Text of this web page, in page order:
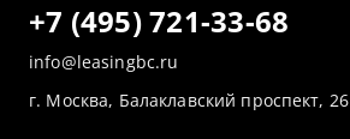
+7 (495) 721-33-68
info@leasingbc.ru
г. Москва, Балаклавский проспект, 26